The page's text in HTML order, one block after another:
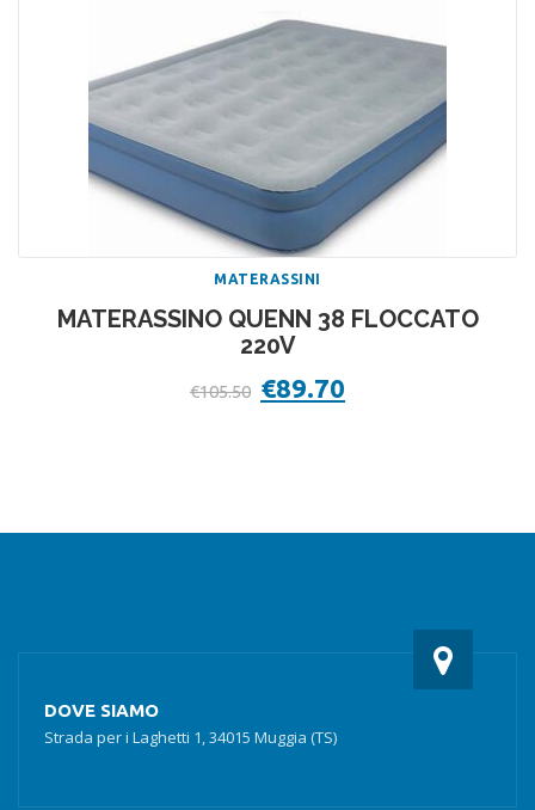
MATERASSINI
MATERASSINO QUENN 38 FLOCCATO
220V
€105.50 Il
prezzo
€89.70prezzo
DOVE SIAMO
Strada per i Laghetti 1, 34015 Muggia (TS)